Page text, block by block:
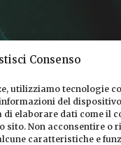
Consenso
utilizziamo tecnologie
del
di elaborare dati come il
sito. Non acconsentire o
caratteristiche e
DI NOI